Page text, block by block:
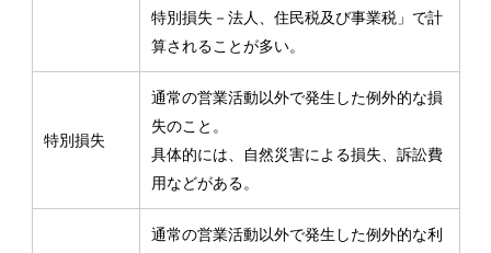
特別損失－法人、住民税及び事業税」で計
算されることが多い。
特別損失
通常の営業活動以外で発生した例外的な損
失のこと。
具体的には、自然災害による損失、訴訟費
用などがある。
通常の営業活動以外で発生した例外的な利